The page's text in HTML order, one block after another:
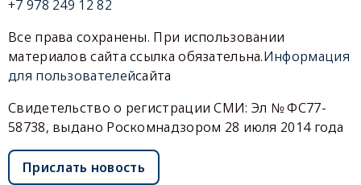
+7 978 249 12 82
Все права сохранены. При использовании
материалов сайта ссылка обязательна.Информация
для пользователейсайта
Свидетельство о регистрации СМИ: Эл № ФС77-
58738, выдано Роскомнадзором 28 июля 2014 года
Прислать новость